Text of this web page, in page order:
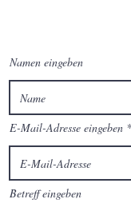
Namen eingeben
E-Mail-Adresse eingeben
Betreff eingeben